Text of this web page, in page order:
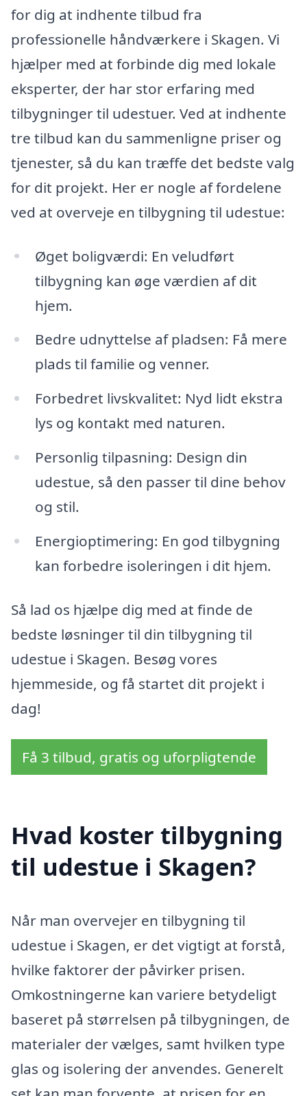
for dig at indhente tilbud fra
professionelle håndværkere i Skagen. Vi
hjælper med at forbinde dig med lokale
eksperter, der har stor erfaring med
tilbygninger til udestuer. Ved at indhente
tre tilbud kan du sammenligne priser og
tjenester, så du kan træffe det bedste valg
for dit projekt. Her er nogle af fordelene
ved at overveje en tilbygning til udestue:
Øget boligværdi: En veludført
tilbygning kan øge værdien af dit
hjem.
Bedre udnyttelse af pladsen: Få mere
plads til familie og venner.
Forbedret livskvalitet: Nyd lidt ekstra
lys og kontakt med naturen.
Personlig tilpasning: Design din
udestue, så den passer til dine behov
og stil.
Energioptimering: En god tilbygning
kan forbedre isoleringen i dit hjem.
Så lad os hjælpe dig med at finde de
bedste løsninger til din tilbygning til
udestue i Skagen. Besøg vores
hjemmeside, og få startet dit projekt i
dag!
Få 3 tilbud, gratis og uforpligtende
Hvad koster tilbygning
til udestue i Skagen?
Når man overvejer en tilbygning til
udestue i Skagen, er det vigtigt at forstå,
hvilke faktorer der påvirker prisen.
Omkostningerne kan variere betydeligt
baseret på størrelsen på tilbygningen, de
materialer der vælges, samt hvilken type
glas og isolering der anvendes. Generelt